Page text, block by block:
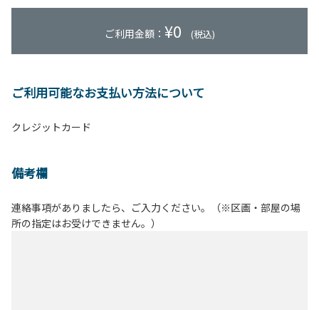
ご利用金額： ¥0 (税込)
ご利用可能なお支払い方法について
クレジットカード
備考欄
連絡事項がありましたら、ご入力ください。（※区画・部屋の場
所の指定はお受けできません。）